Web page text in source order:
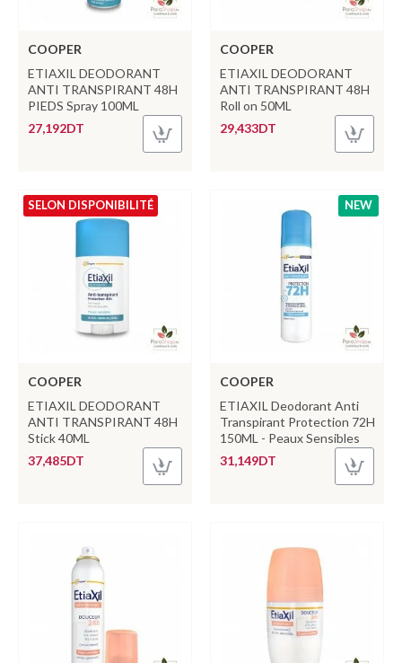
COOPER
ETIAXIL DEODORANT
ANTI TRANSPIRANT 48H
PIEDS Spray 100ML
27,192DT
COOPER
ETIAXIL DEODORANT
ANTI TRANSPIRANT 48H
Roll on 50ML
29,433DT
SELON DISPONIBILITÉ
COOPER
ETIAXIL DEODORANT
ANTI TRANSPIRANT 48H
Stick 40ML
37,485DT
NEW
COOPER
ETIAXIL Deodorant Anti
Transpirant Protection 72H
150ML - Peaux Sensibles
31,149DT